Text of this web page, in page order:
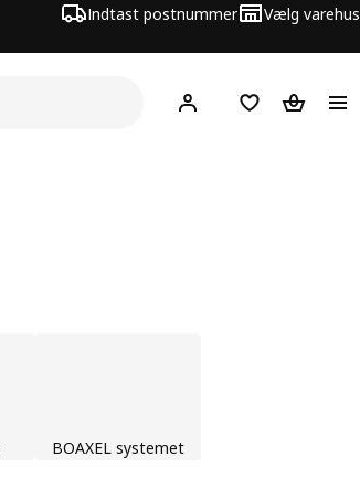
Indtast postnummer Vælg varehus
Hej! Log ind her
Huskeliste
Kurv
BOAXEL systemet